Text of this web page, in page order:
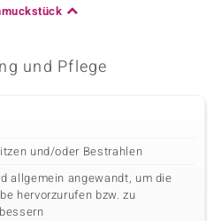
Herkunft
Rundschliff
Herkunft
Österreich
und Pflege
und/oder Bestrahlen
allgemein angewandt, um die
hervorzurufen bzw. zu